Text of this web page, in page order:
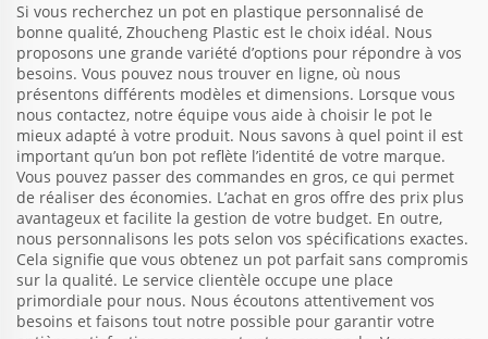
Si vous recherchez un pot en plastique personnalisé de
bonne qualité, Zhoucheng Plastic est le choix idéal. Nous
proposons une grande variété d’options pour répondre à vos
besoins. Vous pouvez nous trouver en ligne, où nous
présentons différents modèles et dimensions. Lorsque vous
nous contactez, notre équipe vous aide à choisir le pot le
mieux adapté à votre produit. Nous savons à quel point il est
important qu’un bon pot reflète l’identité de votre marque.
Vous pouvez passer des commandes en gros, ce qui permet
de réaliser des économies. L’achat en gros offre des prix plus
avantageux et facilite la gestion de votre budget. En outre,
nous personnalisons les pots selon vos spécifications exactes.
Cela signifie que vous obtenez un pot parfait sans compromis
sur la qualité. Le service clientèle occupe une place
primordiale pour nous. Nous écoutons attentivement vos
besoins et faisons tout notre possible pour garantir votre